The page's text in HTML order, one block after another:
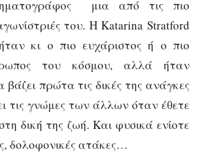
μια από τις πιο
του. Η Katarina Stratford
κι ο πιο ευχάριστος ή ο πιο
του κόσμου, αλλά ήταν
πρώτα τις δικές της ανάγκες
τις γνώμες των άλλων όταν έθετε
δική της ζωή. Και φυσικά ενίοτε
δολοφονικές ατάκες…